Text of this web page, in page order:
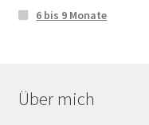
6 bis 9 Monate
Über mich